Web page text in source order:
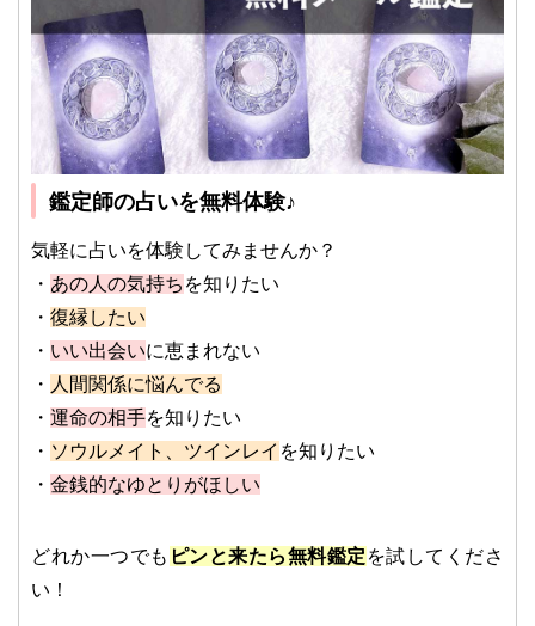
鑑定師の占いを無料体験♪
気軽に占いを体験してみませんか？
・ あの人の気持ち を知りたい
・ 復縁したい
・ いい出会いに恵まれない
・ 人間関係に悩んでる
・ 運命の相手を知りたい
・ ソウルメイト、ツインレイ を知りたい
・ 金銭的なゆとりがほしい
どれか一つでも ピンと来たら無料鑑定 を試してくださ
い！